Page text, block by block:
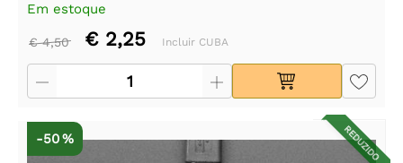
Em estoque
€ 4,50 € 2,25 Incluir CUBA
REDUZIDO
-50 %